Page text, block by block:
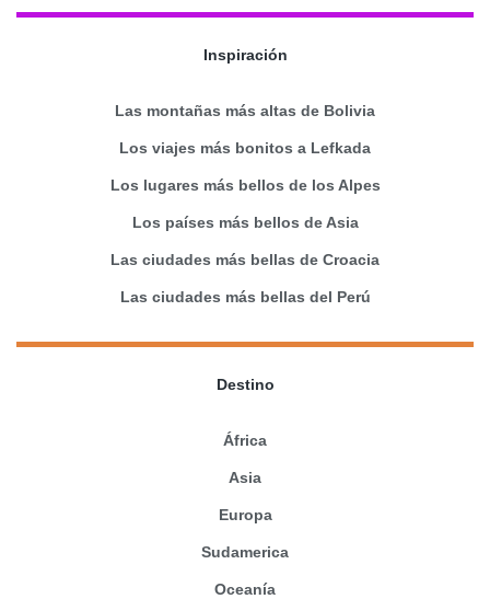
Inspiración
Las montañas más altas de Bolivia
Los viajes más bonitos a Lefkada
Los lugares más bellos de los Alpes
Los países más bellos de Asia
Las ciudades más bellas de Croacia
Las ciudades más bellas del Perú
Destino
África
Asia
Europa
Sudamerica
Oceanía